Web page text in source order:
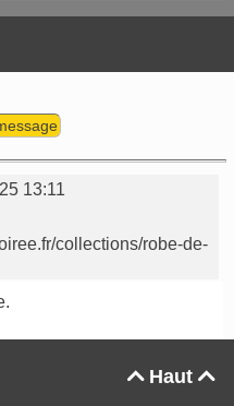
13:11
collections/robe-de-
Haut 